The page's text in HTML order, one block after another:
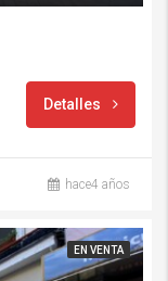
Detalles
hace4 años
EN VENTA